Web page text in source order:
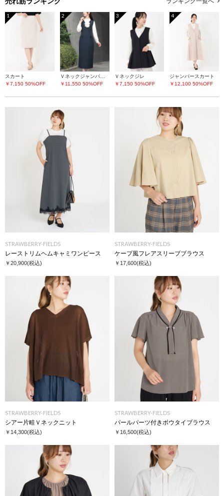
1
スカート
￥7,150 50%OFF
2
Ｖネックジャンパースカート
￥11,550 50%OFF
3
Ｖネックジレ
￥7,150 50%OFF
4
ジャンパースカート
￥12,100 50%OFF
STRAWBERRY-FIELDS
レーストリムヘムキャミワンピース
￥20,900(税込)
STRAWBERRY-FIELDS
ケープ風フレアスリーブブラウス
￥17,600(税込)
STRAWBERRY-FIELDS
シアー片畦Ｖネックニット
￥14,300(税込)
STRAWBERRY-FIELDS
パールパーツ付きボウタイブラウス
￥16,500(税込)